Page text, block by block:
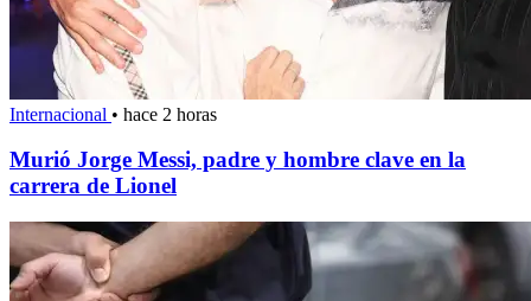
Internacional • hace 2 horas
Murió Jorge Messi, padre y hombre clave en la
carrera de Lionel